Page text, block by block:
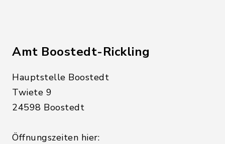
Amt Boostedt-Rickling
Hauptstelle Boostedt
Twiete 9
24598 Boostedt
Öffnungszeiten hier: